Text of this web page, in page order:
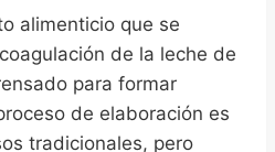
alimenticio que se
de la leche de
para formar
de elaboración es
tradicionales, pero